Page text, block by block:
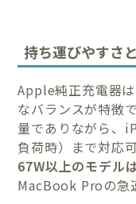
持ち運びやすさ
Apple純正充電器
なバランスが特徴
量でありながら、
負荷時）まで対応
67W以上のモデル
MacBook Proの急